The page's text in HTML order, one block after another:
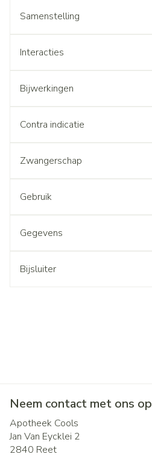
Samenstelling
Interacties
Bijwerkingen
Contra indicatie
Zwangerschap
Gebruik
Gegevens
Bijsluiter
Neem contact met ons op
Apotheek Cools
Jan Van Eycklei 2
2840 Reet